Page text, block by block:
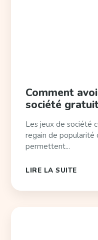
Comment
société
Les jeux de société
regain de popularité
permettent...
LIRE LA SUITE